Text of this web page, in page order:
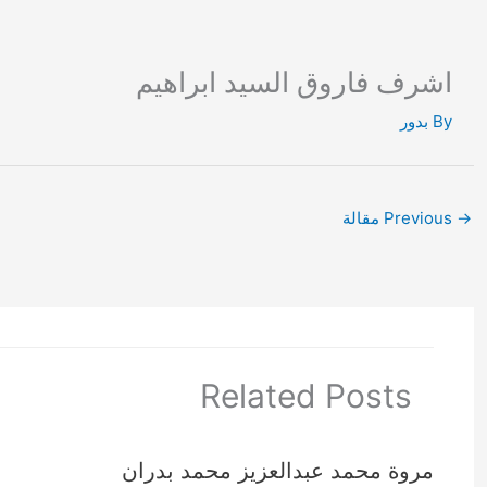
اشرف فاروق السيد ابراهيم
By بدور
→
Related Posts
مروة محمد عبدالعزيز محمد بدران